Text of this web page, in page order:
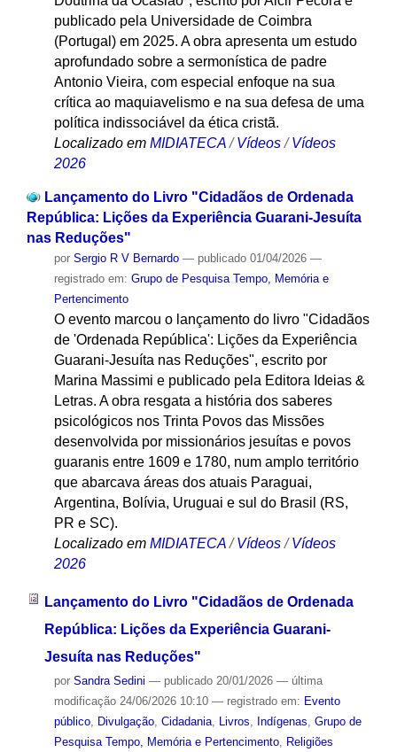
publicado pela Universidade de Coimbra
(Portugal) em 2025. A obra apresenta um estudo
aprofundado sobre a sermonística de padre
Antonio Vieira, com especial enfoque na sua
crítica ao maquiavelismo e na sua defesa de uma
política indissociável da ética cristã.
Localizado em MIDIATECA /Vídeos /Vídeos
2026
Lançamento do Livro "Cidadãos de Ordenada
República: Lições da Experiência Guarani-Jesuíta
nas Reduções"
por Sergio R V Bernardo — publicado01/04/2026 —
registrado em: Grupo de Pesquisa Tempo, Memória e
Pertencimento
O evento marcou o lançamento do livro "Cidadãos
de 'Ordenada República': Lições da Experiência
Guarani-Jesuíta nas Reduções", escrito por
Marina Massimi e publicado pela Editora Ideias &
Letras. A obra resgata a história dos saberes
psicológicos nos Trinta Povos das Missões
desenvolvida por missionários jesuítas e povos
guaranis entre 1609 e 1780, num amplo território
que abarcava áreas dos atuais Paraguai,
Argentina, Bolívia, Uruguai e sul do Brasil (RS,
PR e SC).
Localizado em MIDIATECA / Vídeos / Vídeos
2026
Lançamento do Livro "Cidadãos de Ordenada
República: Lições da Experiência Guarani-
Jesuíta nas Reduções"
por Sandra Sedini — publicado20/01/2026 — última
modificação24/06/2026 10:10 — registrado em: Evento
público, Divulgação, Cidadania, Livros, Indígenas, Grupo de
Pesquisa Tempo, Memória e Pertencimento, Religiões